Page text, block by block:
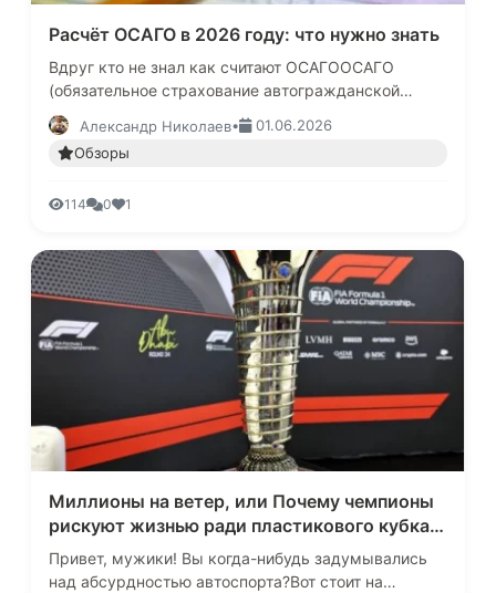
Расчёт ОСАГО в 2026 году: что нужно знать
Вдруг кто не знал как считают ОСАГООСАГО
(обязательное страхование автогражданской
ответственности) остаётся обязательным для всех
автовладельцев в России. В 20…
Александр Николаев•
01.06.2026
Обзоры
114 0 1
Миллионы на ветер, или Почему чемпионы
рискуют жизнью ради пластикового кубка и
бутылки кислого шампанского
Привет, мужики! Вы когда-нибудь задумывались
над абсурдностью автоспорта?Вот стоит на